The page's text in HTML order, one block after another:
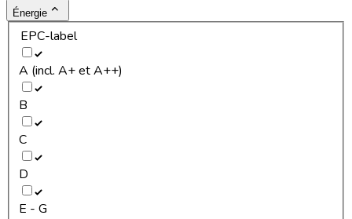
Énergie
EPC-label
A (incl. A+ et A++)
B
C
D
E - G